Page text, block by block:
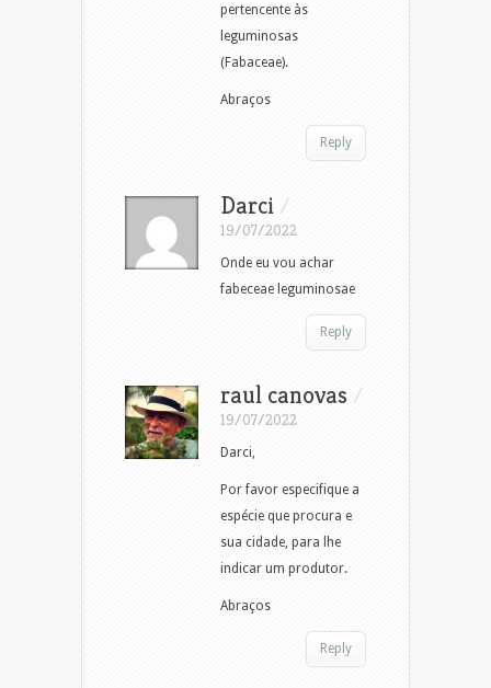
pertencente às
leguminosas
(Fabaceae).
Abraços
Reply
Darci /
19/07/2022
Onde eu vou achar
fabeceae leguminosae
Reply
raul canovas /
19/07/2022
Darci,
Por favor especifique a
espécie que procura e
sua cidade, para lhe
indicar um produtor.
Abraços
Reply